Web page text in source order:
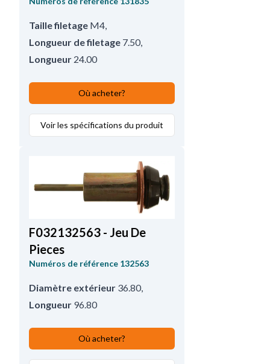
Taille filetage M4,
Longueur de filetage 7.50,
Longueur 24.00
Où acheter?
Voir les spécifications du produit
F032132563 - Jeu De
Pieces
Numéros de référence 132563
Diamètre extérieur 36.80,
Longueur 96.80
Où acheter?